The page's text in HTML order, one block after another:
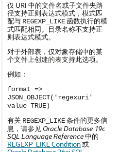
仅 URI 中的文件名或子文件夹路
径支持正则表达式模式，模式匹
配与 REGEXP_LIKE 函数执行的模
式匹配相同。目录名称不支持正
则表达式模式。
对于外部表，仅对象存储中的某
个文件上创建的表支持此选项。
例如：
format =>
JSON_OBJECT('regexuri'
value TRUE)
有关 REGEXP_LIKE条件的更多信
息，请参见 Oracle Database 19c
SQL Language Reference中的
REGEXP_LIKE Condition或